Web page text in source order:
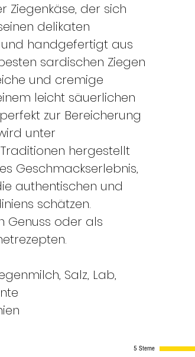
Ziegenkäse, der sich
delikaten
handgefertigt aus
sardischen Ziegen
und cremige
leicht säuerlichen
zur Bereicherung
unter
hergestellt
Geschmackserlebnis,
authentischen und
schätzen.
Genuss oder als
Salz, Lab,
5 Sterne